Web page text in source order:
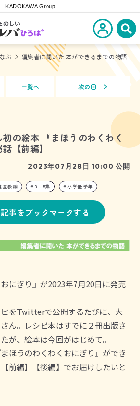
KADOKAWA Group
のしい！
ひろば
新規会員登
検
ぶ
編集者に聞いた 本ができるまでの物語
一覧へ 次の回
の絵本 『まほうのわくわく
【前編】
2023年07月28日 10:00 公開
園教諭 3～5歳 小学低学年
事をブックマークする
おにぎり』が2023年7月20日に発売
をTwitterで公開するたびに、大
ん。レシピ本はすでに２冊出版さ
が、絵本は今回がはじめて。
ほうのわくわくおにぎり』ができ
前編】【後編】でお届けしたいと